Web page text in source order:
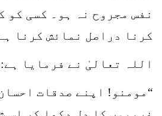
نفس مجروح نہ ہو۔ کسی کو
کرنا دراصل نمائش کرنا
اللہ تعالیٰ نے فرمایا ہے:
“مومنو! اپنے صدقات
غریبوں کا دل دکھا کر اس